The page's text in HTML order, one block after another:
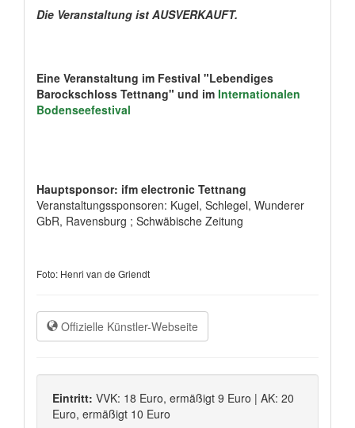
Die Veranstaltung ist AUSVERKAUFT.
Eine Veranstaltung im Festival "Lebendiges
Barockschloss Tettnang" und im Internationalen
Bodenseefestival
Hauptsponsor: ifm electronic Tettnang
Veranstaltungssponsoren: Kugel, Schlegel, Wunderer
GbR, Ravensburg ; Schwäbische Zeitung
Foto: Henri van de Griendt
Offizielle Künstler-Webseite
Eintritt: VVK: 18 Euro, ermäßigt 9 Euro | AK: 20
Euro, ermäßigt 10 Euro